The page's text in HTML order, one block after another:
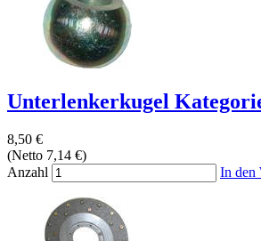
Unterlenkerkugel
8,50 €
(Netto 7,14 €)
Anzahl
In den